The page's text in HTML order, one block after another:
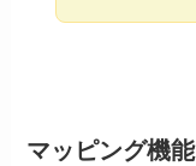
マッピング機能